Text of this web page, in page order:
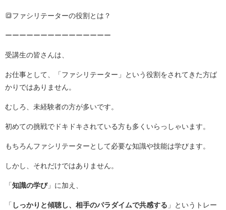
🔳ファシリテーターの役割とは？
ーーーーーーーーーーーーーーー
受講生の皆さんは、
お仕事として、「ファシリテーター」という役割をされてきた方ば
かりではありません。
むしろ、未経験者の方が多いです。
初めての挑戦でドキドキされている方も多くいらっしゃいます。
もちろんファシリテーターとして必要な知識や技能は学びます。
しかし、それだけではありません。
「知識の学び」に加え、
「 しっかりと傾聴し、相手のパラダイムで共感する 」というトレー